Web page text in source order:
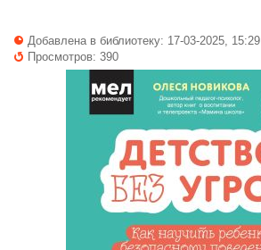
Добавлена в библиотеку: 17-03-2025, 15:29
Просмотров: 390